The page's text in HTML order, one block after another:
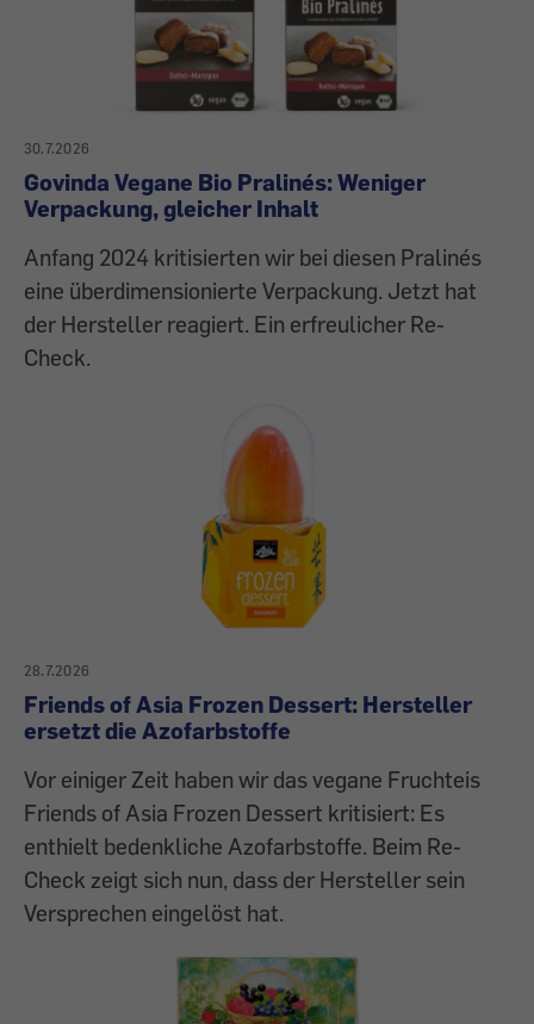
30.7.2026
Govinda Vegane Bio Pralinés: Weniger
Verpackung, gleicher Inhalt
Anfang 2024 kritisierten wir bei diesen Pralinés
eine überdimensionierte Verpackung. Jetzt hat
der Hersteller reagiert. Ein erfreulicher Re-
Check.
28.7.2026
Friends of Asia Frozen Dessert: Hersteller
ersetzt die Azofarbstoffe
Vor einiger Zeit haben wir das vegane Fruchteis
Friends of Asia Frozen Dessert kritisiert: Es
enthielt bedenkliche Azofarbstoffe. Beim Re-
Check zeigt sich nun, dass der Hersteller sein
Versprechen eingelöst hat.